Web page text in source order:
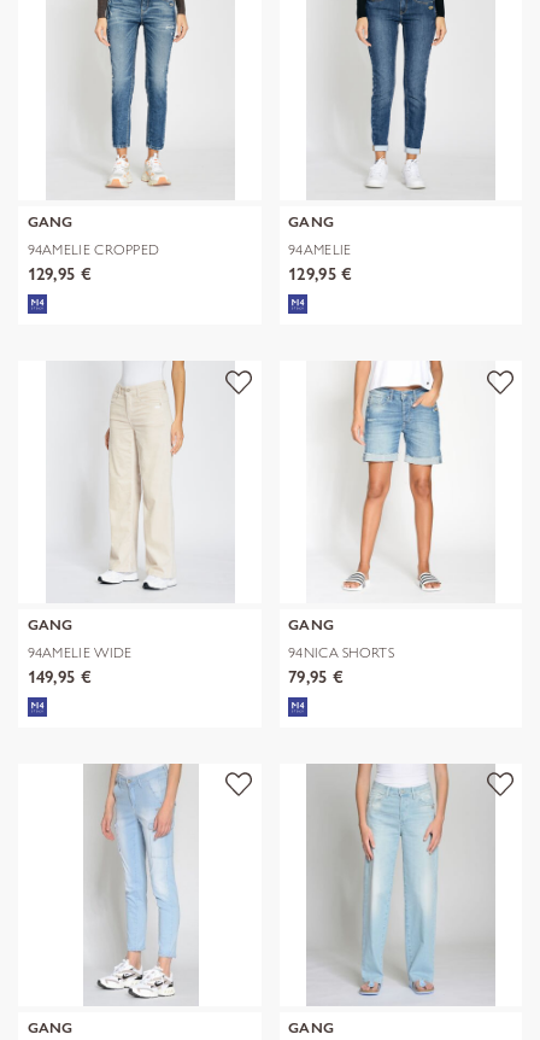
GANG
94AMELIE CROPPED
129,95 €
GANG
94AMELIE
129,95 €
GANG
94AMELIE WIDE
149,95 €
GANG
94NICA SHORTS
79,95 €
GANG
GANG